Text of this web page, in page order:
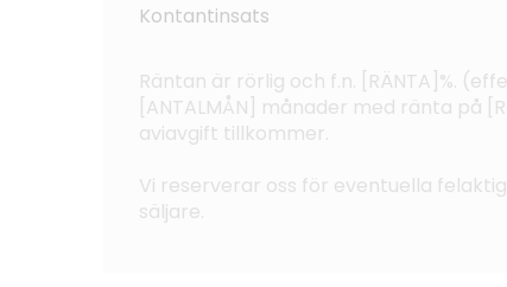
Kontantinsats
Räntan är rörlig och f.n. [RÄNTA]%.
[ANTALMÅN] månader med ränta på
aviavgift tillkommer.
Vi reserverar oss för eventuella
säljare.